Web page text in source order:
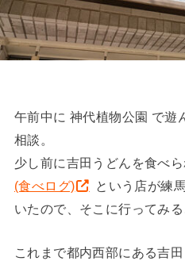
午前中に 神代植物公園 で遊
相談。
少し前に吉田うどんを食べ
(食べログ)
という店が練
いたので、そこに行ってみる
これまで都内西部にある吉